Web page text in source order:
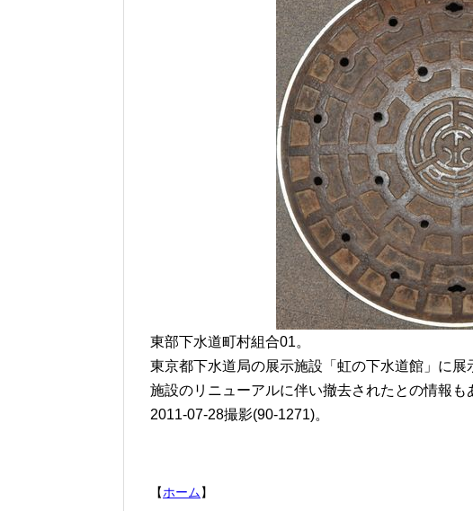
東部下水道町村組合01。
東京都下水道局の展示施設「虹の下水道館」に展
施設のリニューアルに伴い撤去されたとの情報も
2011-07-28撮影(90-1271)。
【ホーム】